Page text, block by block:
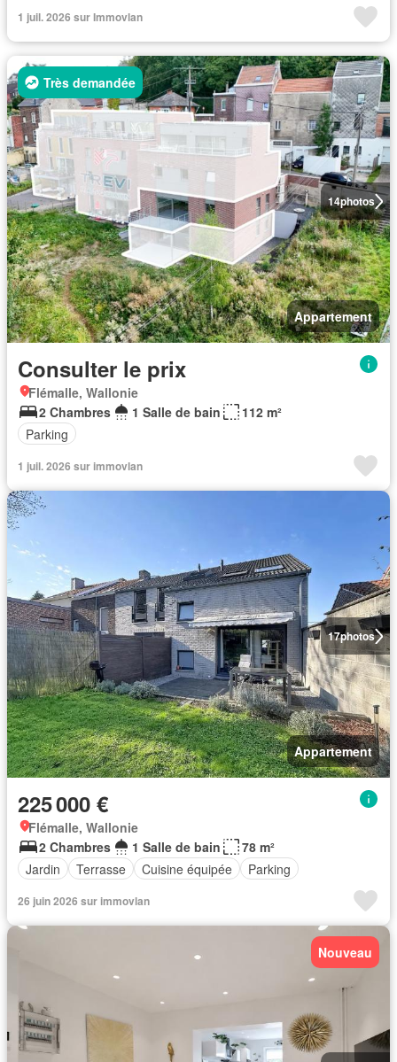
1 juil. 2026 sur Immovlan
14photos
Très demandée
Appartement
Consulter le prix
Flémalle, Wallonie
2 Chambres
1 Salle de bain
112 m²
Parking
1 juil. 2026 sur immovlan
17photos
Appartement
225 000 €
Flémalle, Wallonie
2 Chambres
1 Salle de bain
78 m²
Jardin
Terrasse Cuisine équipée Parking
26 juin 2026 sur immovlan
Nouveau